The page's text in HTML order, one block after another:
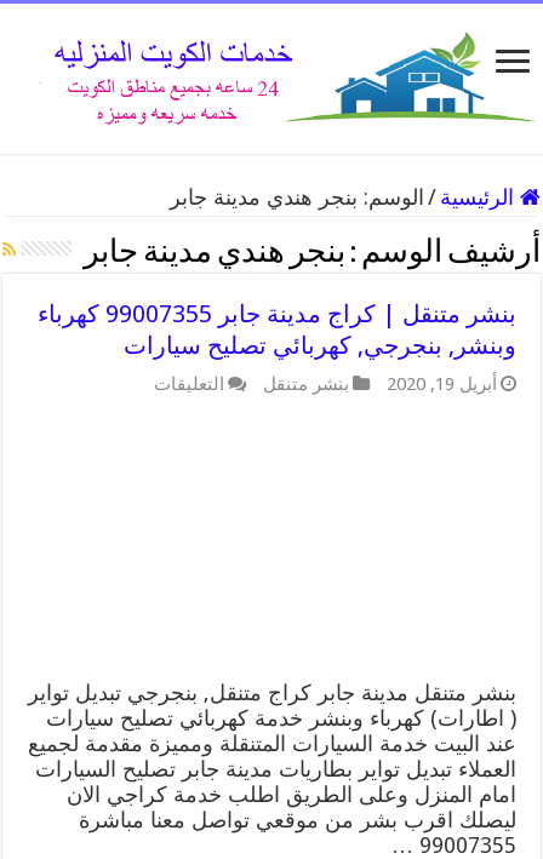
الرئيسية / الوسم: بنجر هندي مدينة جابر
أرشيف الوسم : بنجر هندي مدينة جابر
بنشر متنقل | كراج مدينة جابر 99007355 كهرباء
وبنشر, بنجرجي, كهربائي تصليح سيارات
أبريل 19, 2020 بنشر متنقل التعليقات
مغلقة
بنشر متنقل مدينة جابر كراج متنقل, بنجرجي تبديل تواير
( اطارات) كهرباء وبنشر خدمة كهربائي تصليح سيارات
عند البيت خدمة السيارات المتنقلة ومميزة مقدمة لجميع
العملاء تبديل تواير بطاريات مدينة جابر تصليح السيارات
امام المنزل وعلى الطريق اطلب خدمة كراجي الان
ليصلك اقرب بشر من موقعي تواصل معنا مباشرة
99007355 …